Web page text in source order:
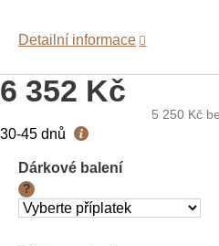
6 352 Kč
5 250 Kč
Měrná
30-45 dnů
Dárkové balení
?
Detailní informace